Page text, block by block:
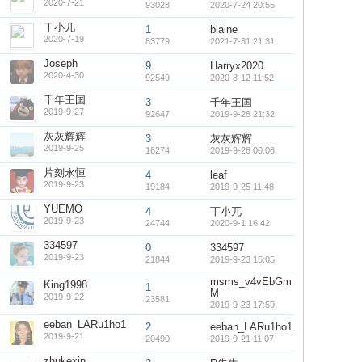
2020-7-21 93028 2020-7-24 20:55
丅小兀
2020-7-19
1
83779
blaine
2021-7-31 21:31
Joseph
2020-4-30
9
92549
Harryx2020
2020-8-12 11:52
千年王国
2019-9-27
3
92647
千年王国
2019-9-28 21:32
灰灰辉辉
2019-9-25
3
16274
灰灰辉辉
2019-9-26 00:08
片刻永恒
2019-9-23
4
19184
leaf
2019-9-25 11:48
YUEMO
2019-9-23
4
24744
丅小兀
2020-9-1 16:42
334597
2019-9-23
0
21844
334597
2019-9-23 15:05
King1998
2019-9-22
1
23581
msms_v4vEbGm
M
2019-9-23 17:59
eeban_LARu1ho1
2019-9-21
2
20490
eeban_LARu1ho1
2019-9-21 11:07